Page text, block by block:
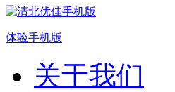
体验手机版
关于我们